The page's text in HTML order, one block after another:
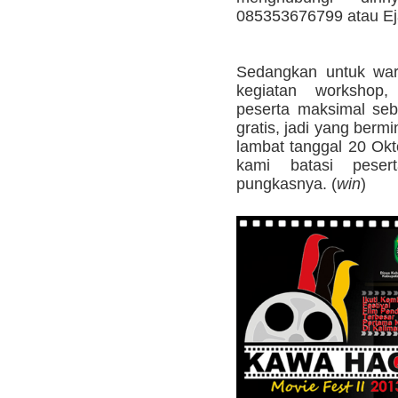
085353676799 atau
Sedangkan untuk
kegiatan
peserta maksimal
gratis, jadi yang
lambat tanggal 20
kami batasi
pungkasnya. (win)